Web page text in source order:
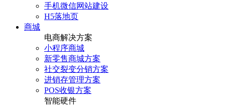
手机微信网站建设
H5落地页
商城
电商解决方案
小程序商城
新零售商城方案
社交裂变分销方案
进销存管理方案
POS收银方案
智能硬件